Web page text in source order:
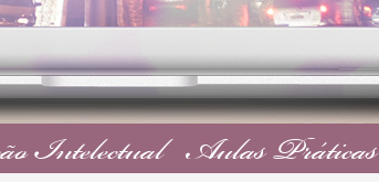
IntelectualAulas Práticas